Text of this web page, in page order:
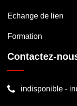
Echange de lien
Formation
Contactez-
indisponible -